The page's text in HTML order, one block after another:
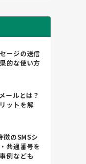
ージの送信
的な使い方
ールとは？
ットを解
徴のSMSシ
共通番号を
例なども